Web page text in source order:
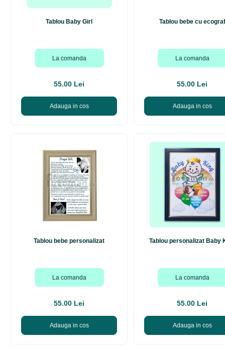
Tablou Baby Girl
La comanda
55.00 Lei
Adauga in cos
Tablou bebe cu ecograf
La comanda
55.00 Lei
Adauga in cos
Tablou bebe personalizat
La comanda
55.00 Lei
Adauga in cos
Tablou personalizat Baby
La comanda
55.00 Lei
Adauga in cos